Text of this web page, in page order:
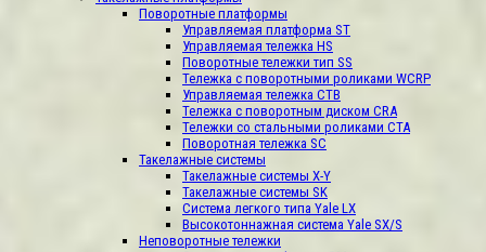
Поворотные платформы
Управляемая платформа ST
Управляемая тележка HS
Поворотные тележки тип SS
Тележка с поворотными роликами WCRP
Управляемая тележка CТВ
Тележка с поворотным диском CRA
Тележки со стальными роликами СТА
Поворотная тележка SC
Такелажные системы
Такелажные системы X-Y
Такелажные системы SK
Система легкого типа Yale LX
Высокотоннажная система Yale SX/S
Неповоротные тележки